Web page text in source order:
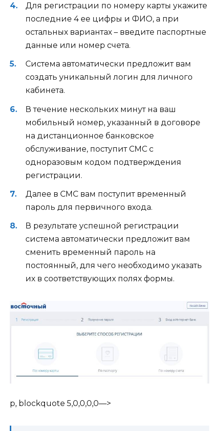
Для регистрации по номеру карты укажите
последние 4 ее цифры и ФИО, а при
остальных вариантах – введите паспортные
данные или номер счета.
Система автоматически предложит вам
создать уникальный логин для личного
кабинета.
В течение нескольких минут на ваш
мобильный номер, указанный в договоре
на дистанционное банковское
обслуживание, поступит СМС с
одноразовым кодом подтверждения
регистрации.
Далее в СМС вам поступит временный
пароль для первичного входа.
В результате успешной регистрации
система автоматически предложит вам
сменить временный пароль на
постоянный, для чего необходимо указать
их в соответствующих полях формы.
p, blockquote 5,0,0,0,0—>